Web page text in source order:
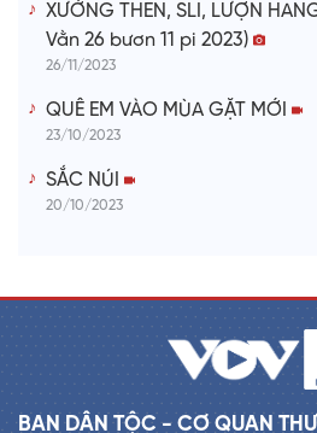
XƯỚNG THEN, SLI, LƯỢN
Vằn 26 bươn 11 pi 2023)
26/11/2023
QUÊ EM VÀO MÙA GẶT MỚI
23/10/2023
SẮC NÚI
20/10/2023
BAN DÂN TỘC - CƠ QUAN